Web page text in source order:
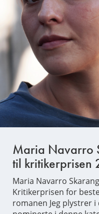
Maria Navarro
til kritikerprisen
Maria Navarro
Kritikerprisen for
romanen Jeg plystrer